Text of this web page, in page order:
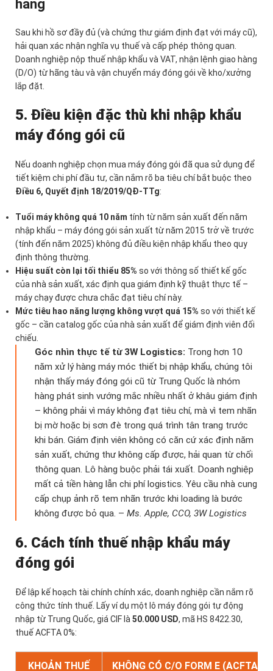
hàng
Sau khi hồ sơ đầy đủ (và chứng thư giám định đạt với máy cũ),
hải quan xác nhận nghĩa vụ thuế và cấp phép thông quan.
Doanh nghiệp nộp thuế nhập khẩu và VAT, nhận lệnh giao hàng
(D/O) từ hãng tàu và vận chuyển máy đóng gói về kho/xưởng
lắp đặt.
5. Điều kiện đặc thù khi nhập khẩu
máy đóng gói cũ
Nếu doanh nghiệp chọn mua máy đóng gói đã qua sử dụng để
tiết kiệm chi phí đầu tư, cần nắm rõ ba tiêu chí bắt buộc theo
Điều 6, Quyết định 18/2019/QĐ-TTg:
Tuổi máy không quá 10 năm tính từ năm sản xuất đến năm
nhập khẩu – máy đóng gói sản xuất từ năm 2015 trở về trước
(tính đến năm 2025) không đủ điều kiện nhập khẩu theo quy
định thông thường.
Hiệu suất còn lại tối thiểu 85% so với thông số thiết kế gốc
của nhà sản xuất, xác định qua giám định kỹ thuật thực tế –
máy chạy được chưa chắc đạt tiêu chí này.
Mức tiêu hao năng lượng không vượt quá 15% so với thiết kế
gốc – cần catalog gốc của nhà sản xuất để giám định viên đối
chiếu.
Góc nhìn thực tế từ 3W Logistics: Trong hơn 10
năm xử lý hàng máy móc thiết bị nhập khẩu, chúng tôi
nhận thấy máy đóng gói cũ từ Trung Quốc là nhóm
hàng phát sinh vướng mắc nhiều nhất ở khâu giám định
– không phải vì máy không đạt tiêu chí, mà vì tem nhãn
bị mờ hoặc bị sơn đè trong quá trình tân trang trước
khi bán. Giám định viên không có căn cứ xác định năm
sản xuất, chứng thư không cấp được, hải quan từ chối
thông quan. Lô hàng buộc phải tái xuất. Doanh nghiệp
mất cả tiền hàng lẫn chi phí logistics. Yêu cầu nhà cung
cấp chụp ảnh rõ tem nhãn trước khi loading là bước
không được bỏ qua. – Ms. Apple, CCO, 3W Logistics
6. Cách tính thuế nhập khẩu máy
đóng gói
Để lập kế hoạch tài chính chính xác, doanh nghiệp cần nắm rõ
công thức tính thuế. Lấy ví dụ một lô máy đóng gói tự động
nhập từ Trung Quốc, giá CIF là50.000 USD, mã HS 8422.30,
thuế ACFTA 0%:
KHOẢN THUẾ KHÔNG CÓ C/O FORM E (ACFTA)